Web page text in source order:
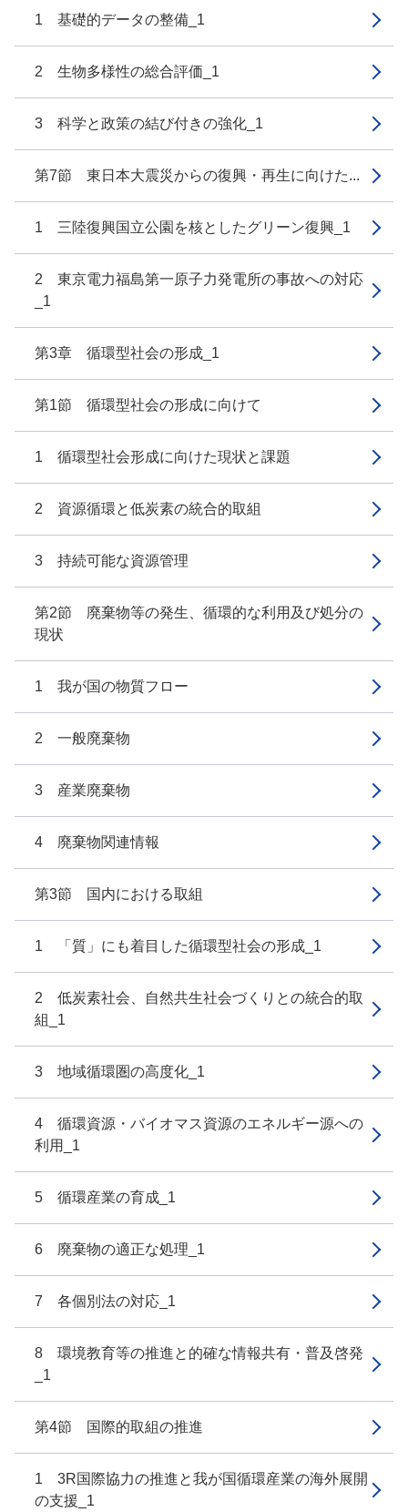
1 基礎的データの整備_1
2 生物多様性の総合評価_1
3 科学と政策の結び付きの強化_1
第7節 東日本大震災からの復興・再生に向けた...
1 三陸復興国立公園を核としたグリーン復興_1
2 東京電力福島第一原子力発電所の事故への対応
_1
第3章 循環型社会の形成_1
第1節 循環型社会の形成に向けて
1 循環型社会形成に向けた現状と課題
2 資源循環と低炭素の統合的取組
3 持続可能な資源管理
第2節 廃棄物等の発生、循環的な利用及び処分の
現状
1 我が国の物質フロー
2 一般廃棄物
3 産業廃棄物
4 廃棄物関連情報
第3節 国内における取組
1 「質」にも着目した循環型社会の形成_1
2 低炭素社会、自然共生社会づくりとの統合的取
組_1
3 地域循環圏の高度化_1
4 循環資源・バイオマス資源のエネルギー源への
利用_1
5 循環産業の育成_1
6 廃棄物の適正な処理_1
7 各個別法の対応_1
8 環境教育等の推進と的確な情報共有・普及啓発
_1
第4節 国際的取組の推進
1 3R国際協力の推進と我が国循環産業の海外展開
の支援_1